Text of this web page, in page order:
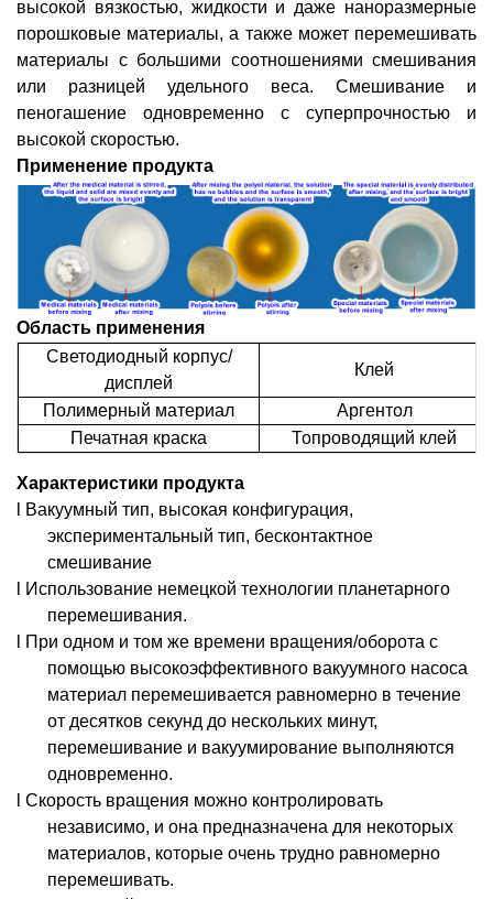
высокой вязкостью, жидкости и даже наноразмерные
порошковые материалы, а также может перемешивать
материалы с большими соотношениями смешивания
или разницей удельного веса. Смешивание и
пеногашение одновременно с суперпрочностью и
высокой скоростью.
Применение продукта
Область применения
Светодиодный корпус/
дисплей
Клей
Полимерный материал
Аргентол
Печатная краска
Топроводящий клей
Характеристики продукта
l Вакуумный тип, высокая конфигурация,
экспериментальный тип, бесконтактное
смешивание
l Использование немецкой технологии планетарного
перемешивания.
l При одном и том же времени вращения/оборота с
помощью высокоэффективного вакуумного насоса
материал перемешивается равномерно в течение
от десятков секунд до нескольких минут,
перемешивание и вакуумирование выполняются
одновременно.
l Скорость вращения можно контролировать
независимо, и она предназначена для некоторых
материалов, которые очень трудно равномерно
перемешивать.